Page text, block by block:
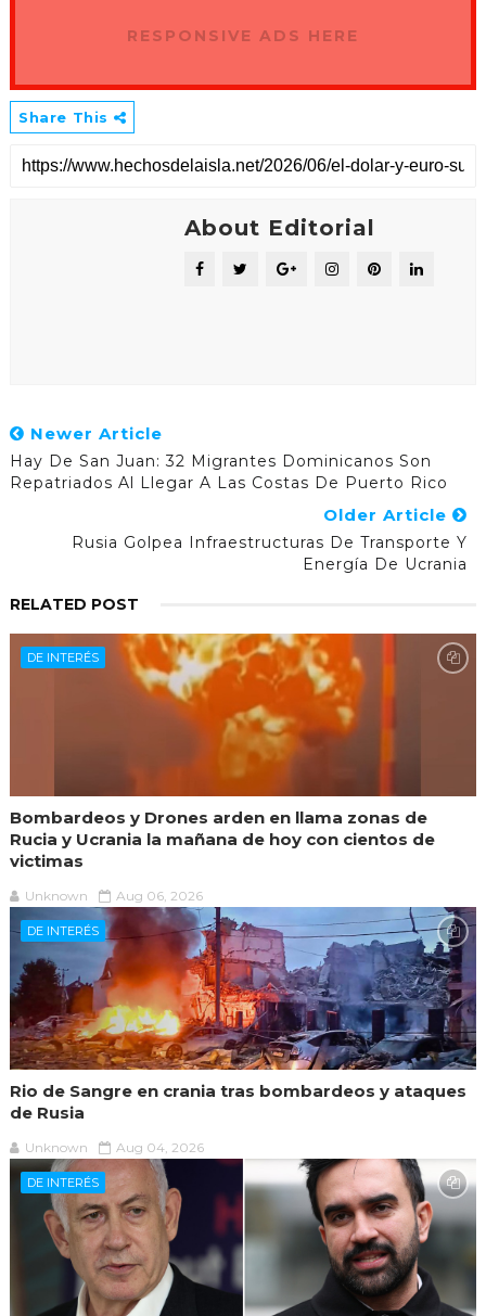
RESPONSIVE ADS HERE
Share This
About Editorial
Newer Article
Hay De San Juan: 32 Migrantes Dominicanos Son
Repatriados Al Llegar A Las Costas De Puerto Rico
Older Article
Rusia Golpea Infraestructuras De Transporte Y
Energía De Ucrania
RELATED POST
DE INTERÉS
Bombardeos y Drones arden en llama zonas de
Rucia y Ucrania la mañana de hoy con cientos de
victimas
Unknown Aug 06, 2026
DE INTERÉS
Rio de Sangre en crania tras bombardeos y ataques
de Rusia
Unknown Aug 04, 2026
DE INTERÉS